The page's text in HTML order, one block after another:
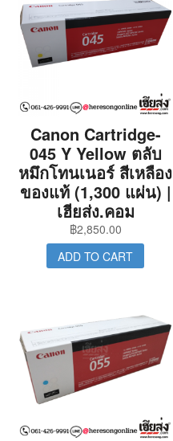
Canon Cartridge-
045 Y Yellow ตลับ
หมึกโทนเนอร์ สีเหลือง
ของแท้ (1,300 แผ่น) |
เฮียส่ง.คอม
฿2,850.00
ADD TO CART